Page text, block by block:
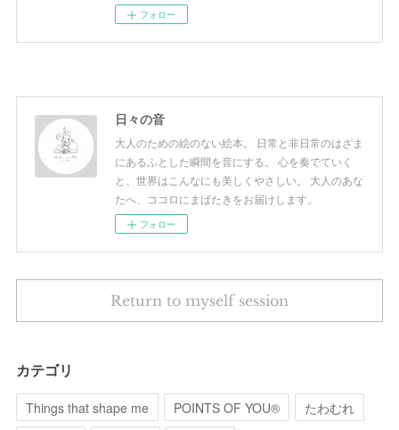
フォロー
日々の音
大人のための絵のない絵本。 日常と非日常のはざま
にあるふとした瞬間を音にする。 心を奏でていく
と、世界はこんなにも美しくやさしい。 大人のあな
たへ、ココロにまばたきをお届けします。
フォロー
Return to myself session
カテゴリ
Things that shape me POINTS OF YOU®︎
たわむれ